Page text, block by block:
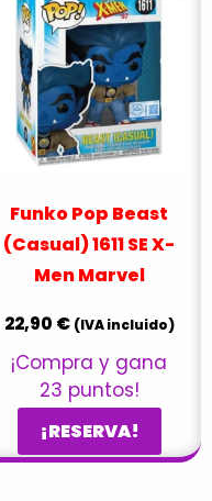
Funko Pop Beast
(Casual) 1611 SE X-
Men Marvel
22,90 € (IVA incluido)
¡Compra y gana
23 puntos!
¡RESERVA!